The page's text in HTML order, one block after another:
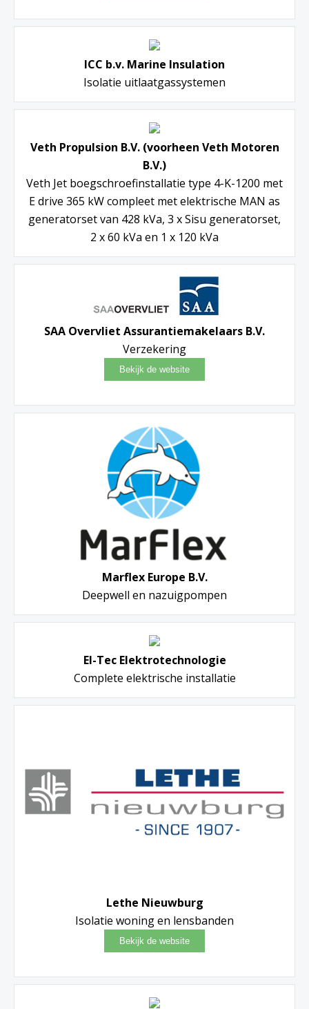
ICC b.v. Marine Insulation
Isolatie uitlaatgassystemen
Veth Propulsion B.V. (voorheen Veth Motoren
B.V.)
Veth Jet boegschroefinstallatie type 4-K-1200 met
E drive 365 kW compleet met elektrische MAN as
generatorset van 428 kVa, 3 x Sisu generatorset,
2 x 60 kVa en 1 x 120 kVa
SAA Overvliet Assurantiemakelaars B.V.
Verzekering
Marflex Europe B.V.
Deepwell en nazuigpompen
El-Tec Elektrotechnologie
Complete elektrische installatie
Lethe Nieuwburg
Isolatie woning en lensbanden